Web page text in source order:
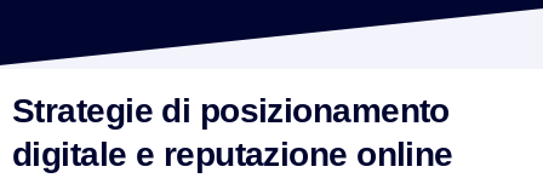
Strategie di posizionamento
digitale e reputazione online